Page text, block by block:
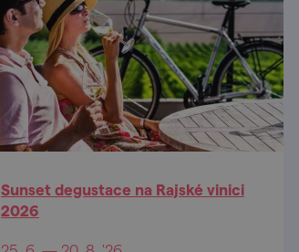
Sunset degustace na Rajské vinici
2026